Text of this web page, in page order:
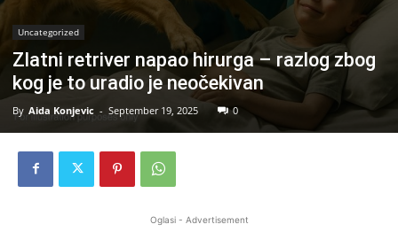
Uncategorized
Zlatni retriver napao hirurga – razlog zbog
kog je to uradio je neočekivan
By Aida Konjevic - September 19, 2025 0
Oglasi - Advertisement